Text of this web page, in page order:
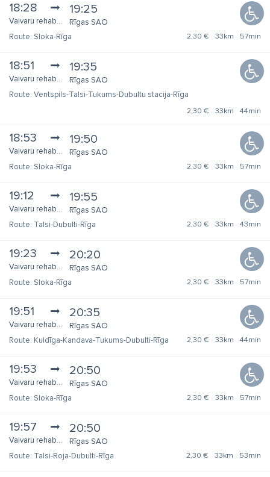
18:28
Vaivaru rehabilitācijas centrs
19:25
Rīgas SAO
Sloka-Rīga
2,30 € 33km 57min
18:51
Vaivaru rehabilitācijas centrs
19:35
Rīgas SAO
Ventspils-Talsi-Tukums-Dubultu stacija-Rīga
2,30 € 33km 44min
18:53
Vaivaru rehabilitācijas centrs
19:50
Rīgas SAO
Sloka-Rīga
2,30 € 33km 57min
19:12
Vaivaru rehabilitācijas centrs
19:55
Rīgas SAO
Talsi-Dubulti-Rīga
2,30 € 33km 43min
19:23
Vaivaru rehabilitācijas centrs
20:20
Rīgas SAO
Sloka-Rīga
2,30 € 33km 57min
19:51
Vaivaru rehabilitācijas centrs
20:35
Rīgas SAO
Kuldīga-Kandava-Tukums-Dubulti-Rīga
2,30 € 33km 44min
19:53
Vaivaru rehabilitācijas centrs
20:50
Rīgas SAO
Sloka-Rīga
2,30 € 33km 57min
19:57
Vaivaru rehabilitācijas centrs
20:50
Rīgas SAO
Talsi-Roja-Dubulti-Rīga
2,30 € 33km 53min